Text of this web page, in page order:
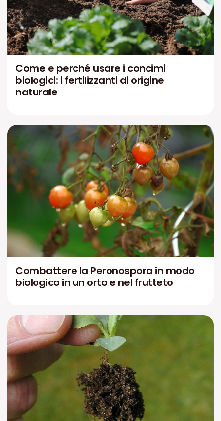
Come e perché usare i concimi
biologici: i fertilizzanti di origine
naturale
Combattere la Peronospora in modo
biologico in un orto e nel frutteto